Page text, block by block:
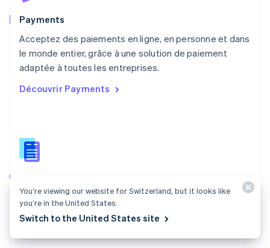
Payments
Acceptez des paiements en ligne, en personne et dans
le monde entier, grâce à une solution de paiement
adaptée à toutes les entreprises.
Découvrir Payments
Trouvez un guide qui vous aidera à intégrer les API de
paiement Stripe.
English
NederlandsEnglish
Pologne
English
PortuguêsEnglish
English
Roumanie
English
Singapour
English 简体中文
English
You’re viewing our website for Switzerland, but it looks like
you’re in the United States.
Switch to the United States site